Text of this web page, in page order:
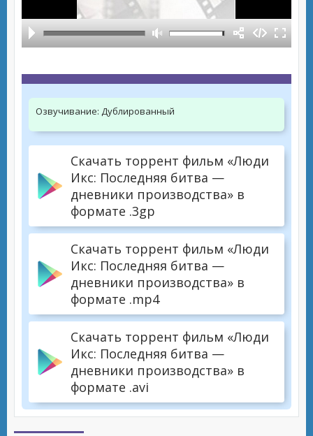
Озвучивание: Дублированный
Скачать торрент фильм «Люди
Икс: Последняя битва —
дневники производства» в
формате .3gp
Скачать торрент фильм «Люди
Икс: Последняя битва —
дневники производства» в
формате .mp4
Скачать торрент фильм «Люди
Икс: Последняя битва —
дневники производства» в
формате .avi